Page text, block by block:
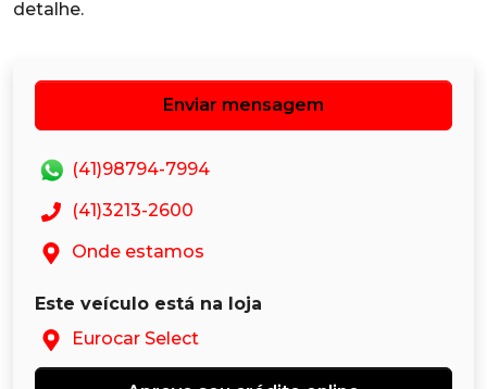
Enviar mensagem
(41)98794-7994
(41)3213-2600
Onde estamos
Este veículo está na loja
Eurocar Select